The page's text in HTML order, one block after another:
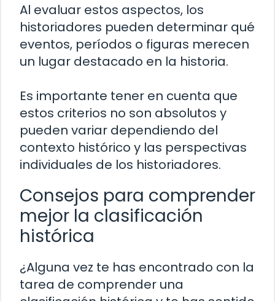
Al evaluar estos aspectos, los
historiadores pueden determinar qué
eventos, períodos o figuras merecen
un lugar destacado en la historia.
Es importante tener en cuenta que
estos criterios no son absolutos y
pueden variar dependiendo del
contexto histórico y las perspectivas
individuales de los historiadores.
Consejos para comprender
mejor la clasificación
histórica
¿Alguna vez te has encontrado con la
tarea de comprender una